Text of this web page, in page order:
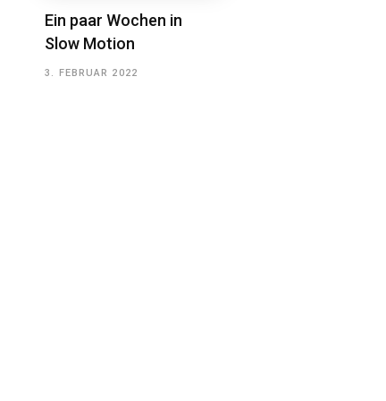
Ein paar Wochen in
Slow Motion
3. FEBRUAR 2022